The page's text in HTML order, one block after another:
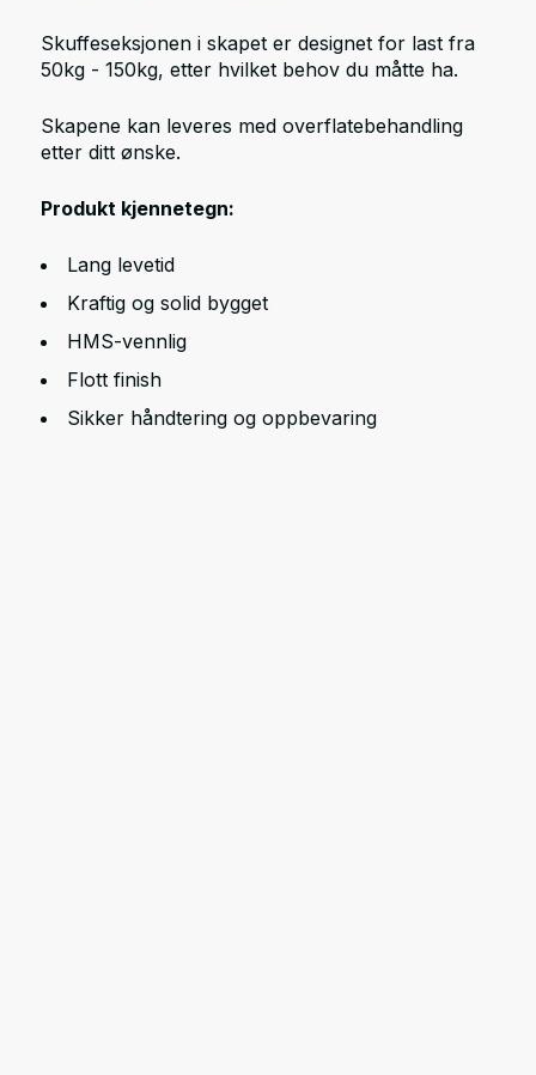
Skuffeseksjonen i skapet er designet for last fra
50kg - 150kg, etter hvilket behov du måtte ha.
Skapene kan leveres med overflatebehandling
etter ditt ønske.
Produkt kjennetegn:
Lang levetid
Kraftig og solid bygget
HMS-vennlig
Flott finish
Sikker håndtering og oppbevaring